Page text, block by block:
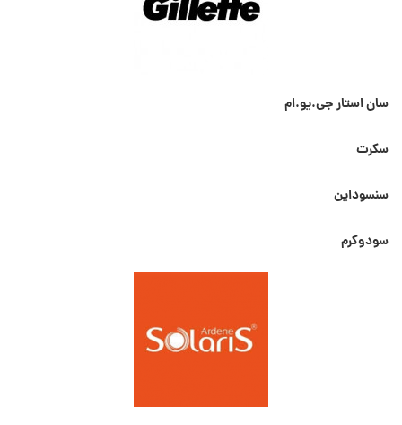
سان استار جی.یو.ام
سکرت
سنسوداین
سودوکرم